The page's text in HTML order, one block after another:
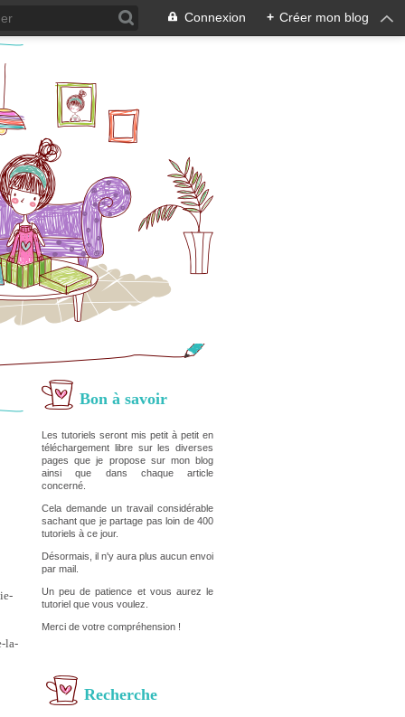
Connexion + Créer mon blog
Bon à savoir
Les tutoriels seront mis petit à petit en
téléchargement libre sur les diverses
pages que je propose sur mon blog
ainsi que dans chaque article
concerné.
Cela demande un travail considérable
sachant que je partage pas loin de 400
tutoriels à ce jour.
Désormais, il n'y aura plus aucun envoi
par mail.
Un peu de patience et vous aurez le
tutoriel que vous voulez.
Merci de votre compréhension !
Recherche
la-